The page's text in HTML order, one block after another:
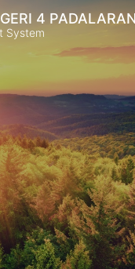
4
System